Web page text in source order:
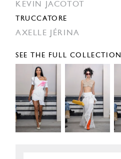
KEVIN JACOTOT
TRUCCATORE
AXELLE JÉRINA
SEE THE FULL COLLECTION